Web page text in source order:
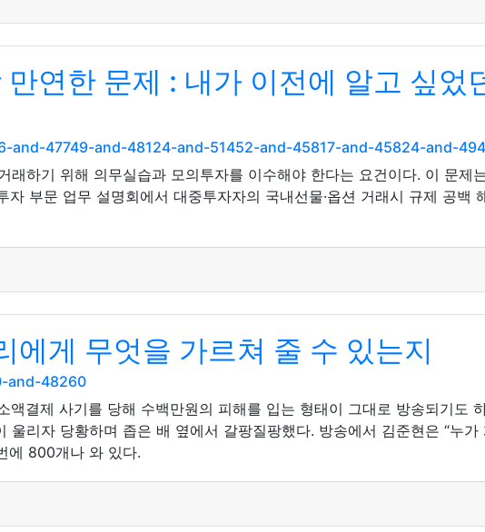
연한 문제 : 내가 이전에 알고 싶었
and-47749-and-48124-and-51452-and-45817-and-45824-and-
하기 위해 의무실습과 모의투자를 이수해야 한다는 요건이다. 이 문제
부문 업무 설명회에서 대중투자자의 국내선물·옵션 거래시 규제 공백
에게 무엇을 가르쳐 줄 수 있는지
and-48260
결제 사기를 당해 수백만원의 피해를 입는 형태이 그대로 방송되기도
리자 당황하며 좁은 배 옆에서 갈팡질팡했다. 방송에서 김준현은 “누가
에 800개나 와 있다.